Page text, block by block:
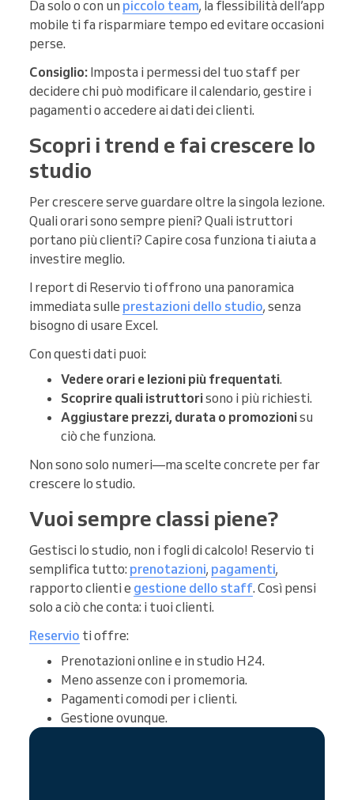
Da solo o con un piccolo team, la flessibilità dell’app
mobile ti fa risparmiare tempo ed evitare occasioni
perse.
Consiglio: Imposta i permessi del tuo staff per
decidere chi può modificare il calendario, gestire i
pagamenti o accedere ai dati dei clienti.
Scopri i trend e fai crescere lo
studio
Per crescere serve guardare oltre la singola lezione.
Quali orari sono sempre pieni? Quali istruttori
portano più clienti? Capire cosa funziona ti aiuta a
investire meglio.
I report di Reservio ti offrono una panoramica
immediata sulle prestazioni dello studio, senza
bisogno di usare Excel.
Con questi dati puoi:
Vedere orari e lezioni più frequentati.
Scoprire quali istruttorisono i più richiesti.
Aggiustare prezzi, durata o promozionisu
ciò che funziona.
Non sono solo numeri—ma scelte concrete per far
crescere lo studio.
Vuoi sempre classi piene?
Gestisci lo studio, non i fogli di calcolo! Reservio ti
semplifica tutto: prenotazioni, pagamenti,
rapporto clienti e gestione dello staff. Così pensi
solo a ciò che conta: i tuoi clienti.
Reservio ti offre:
Prenotazioni online e in studio H24.
Meno assenze con i promemoria.
Pagamenti comodi per i clienti.
Gestione ovunque.